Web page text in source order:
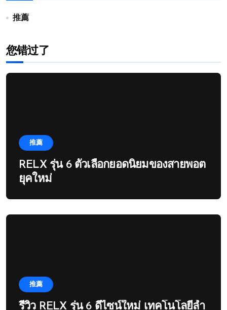
推薦
您错过了
推薦
RELX รุ่น 6 ตัวเลือกยอดนิยมของสายพอต
ยุคใหม่
推薦
รีวิว RELX รุ่น 6 ดีไซน์ใหม่ เทคโนโลยีล้ำ